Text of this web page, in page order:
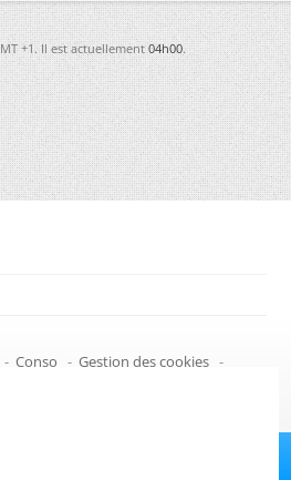
+1. Il est actuellement04h00.
- Conso - Gestion des cookies -